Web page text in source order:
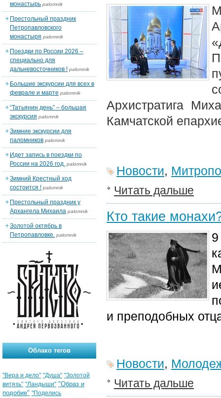
Архистратига
Камчатской
Новости,
Читать дальше
Кто такие
и преподобных
Новости,
Читать дальше
монастырь palomnik
Престольный праздник
Петропавловского
монастыря palomnik
Поездки по России 2026 –
специально для
дальневосточников ! palomnik
Большие экскурсии для всех в
феврале и марте palomnik
“Татьянин день” – большая
экскурсия palomnik
Зимние экскурсии для
паломников palomnik
Идет запись в поездки по
России на 2026 год. palomnik
Зимний Крестный ход
состоится ! palomnik
Престольный праздник у
Архангела Михаила palomnik
Золотой октябрь в
Петропавловке. palomnik
Облако тегов
"Вера и дело" "Душа" "Золотой
витязь" "Ландыши" "Образ и
подобие" "Поделись